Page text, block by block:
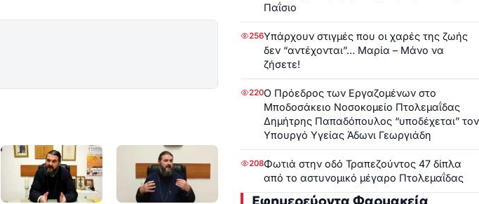
Παΐσιο
256Υπάρχουν στιγμές που οι χαρές της ζωής
δεν “αντέχονται”… Μαρία – Μάνο να
ζήσετε!
220Ο Πρόεδρος των Εργαζομένων στο
Μποδοσάκειο Νοσοκομείο Πτολεμαΐδας
Δημήτρης Παπαδόπουλος “υποδέχεται” τον
Υπουργό Υγείας Άδωνι Γεωργιάδη
208Φωτιά στην οδό Τραπεζούντος 47 δίπλα
από το αστυνομικό μέγαρο Πτολεμαΐδας
Εφημερεύοντα Φαρμακεία